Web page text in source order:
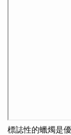
標誌性的蠟燭是